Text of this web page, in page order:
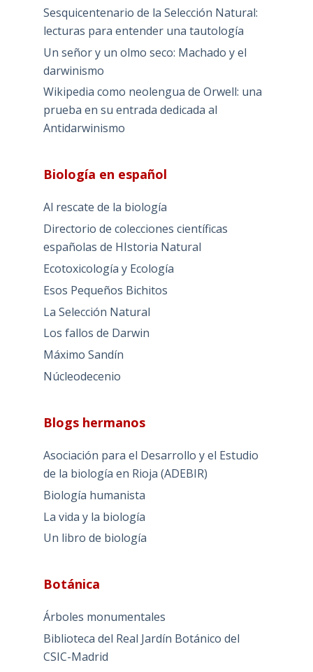
Sesquicentenario de la Selección Natural:
lecturas para entender una tautología
Un señor y un olmo seco: Machado y el
darwinismo
Wikipedia como neolengua de Orwell: una
prueba en su entrada dedicada al
Antidarwinismo
Biología en español
Al rescate de la biología
Directorio de colecciones científicas
españolas de HIstoria Natural
Ecotoxicología y Ecología
Esos Pequeños Bichitos
La Selección Natural
Los fallos de Darwin
Máximo Sandín
Núcleodecenio
Blogs hermanos
Asociación para el Desarrollo y el Estudio
de la biología en Rioja (ADEBIR)
Biología humanista
La vida y la biología
Un libro de biología
Botánica
Árboles monumentales
Biblioteca del Real Jardín Botánico del
CSIC-Madrid